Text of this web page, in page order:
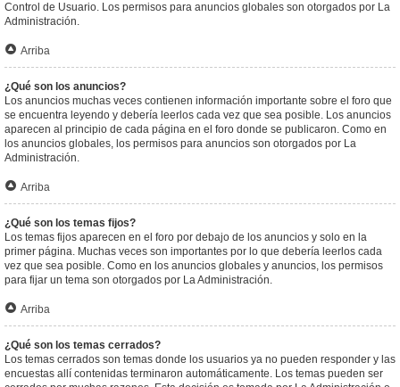
Control de Usuario. Los permisos para anuncios globales son otorgados por La
Administración.
Arriba
¿Qué son los anuncios?
Los anuncios muchas veces contienen información importante sobre el foro que
se encuentra leyendo y debería leerlos cada vez que sea posible. Los anuncios
aparecen al principio de cada página en el foro donde se publicaron. Como en
los anuncios globales, los permisos para anuncios son otorgados por La
Administración.
Arriba
¿Qué son los temas fijos?
Los temas fijos aparecen en el foro por debajo de los anuncios y solo en la
primer página. Muchas veces son importantes por lo que debería leerlos cada
vez que sea posible. Como en los anuncios globales y anuncios, los permisos
para fijar un tema son otorgados por La Administración.
Arriba
¿Qué son los temas cerrados?
Los temas cerrados son temas donde los usuarios ya no pueden responder y las
encuestas allí contenidas terminaron automáticamente. Los temas pueden ser